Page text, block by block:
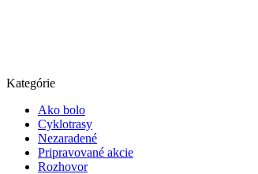
Kategórie
Ako bolo
Cyklotrasy
Nezaradené
Pripravované akcie
Rozhovor